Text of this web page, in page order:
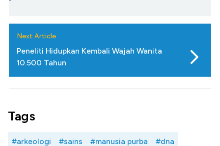
Next Article
Peneliti Hidupkan Kembali Wajah Wanita
10.500 Tahun
Tags
#arkeologi #sains #manusia purba #dna